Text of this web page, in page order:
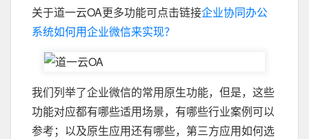
关于道一云OA更多功能可点击链接企业协同办公
系统如何用企业微信来实现？
我们列举了企业微信的常用原生功能，但是，这些
功能对应都有哪些适用场景，有哪些行业案例可以
参考；以及原生应用还有哪些，第三方应用如何选